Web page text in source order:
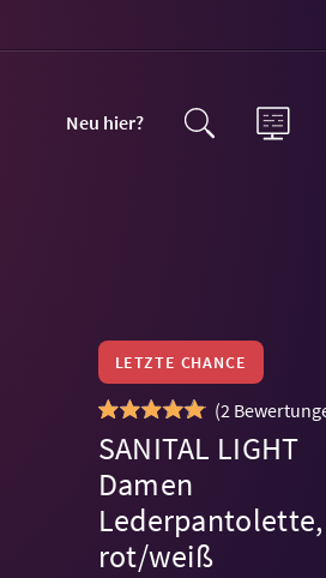
Neu hier?
LETZTE CHANCE
(2
SANITAL LIGHT
Damen
Lederpantolette,
rot/weiß